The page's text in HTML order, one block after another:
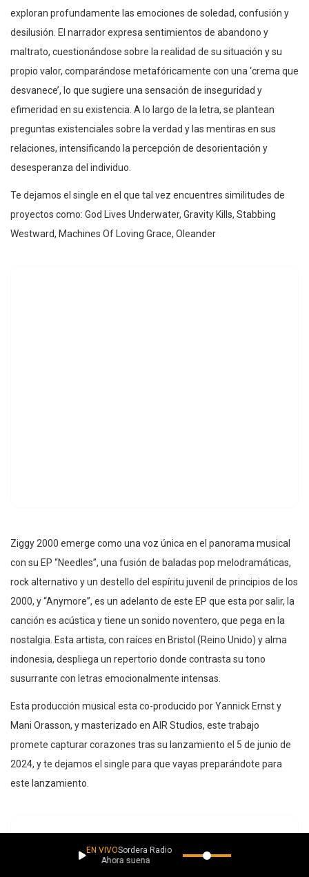
exploran profundamente las emociones de soledad, confusión y
desilusión. El narrador expresa sentimientos de abandono y
maltrato, cuestionándose sobre la realidad de su situación y su
propio valor, comparándose metafóricamente con una ‘crema que
desvanece’, lo que sugiere una sensación de inseguridad y
efimeridad en su existencia. A lo largo de la letra, se plantean
preguntas existenciales sobre la verdad y las mentiras en sus
relaciones, intensificando la percepción de desorientación y
desesperanza del individuo.
Te dejamos el single en el que tal vez encuentres similitudes de
proyectos como: God Lives Underwater, Gravity Kills, Stabbing
Westward, Machines Of Loving Grace, Oleander
Ziggy 2000 emerge como una voz única en el panorama musical
con su EP “Needles”, una fusión de baladas pop melodramáticas,
rock alternativo y un destello del espíritu juvenil de principios de los
2000, y “Anymore”, es un adelanto de este EP que esta por salir, la
canción es acústica y tiene un sonido noventero, que pega en la
nostalgia. Esta artista, con raíces en Bristol (Reino Unido) y alma
indonesia, despliega un repertorio donde contrasta su tono
susurrante con letras emocionalmente intensas.
Esta producción musical esta co-producido por Yannick Ernst y
Mani Orasson, y masterizado en AIR Studios, este trabajo
promete capturar corazones tras su lanzamiento el 5 de junio de
2024, y te dejamos el single para que vayas preparándote para
este lanzamiento.
EN VIVOSordera Radio
Ahora suena